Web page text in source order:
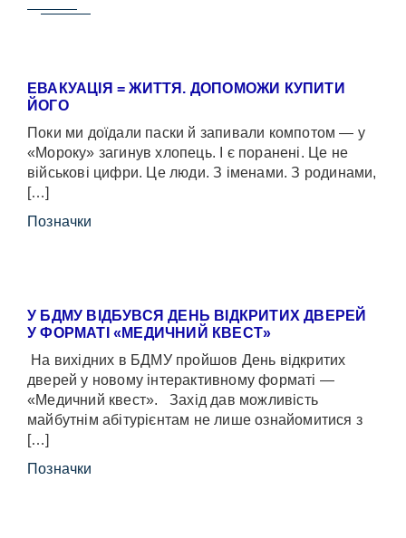
ЕВАКУАЦІЯ = ЖИТТЯ. ДОПОМОЖИ КУПИТИ
ЙОГО
Поки ми доїдали паски й запивали компотом — у
«Мороку» загинув хлопець. І є поранені. Це не
військові цифри. Це люди. З іменами. З родинами,
[…]
Позначки
У БДМУ ВІДБУВСЯ ДЕНЬ ВІДКРИТИХ ДВЕРЕЙ
У ФОРМАТІ «МЕДИЧНИЙ КВЕСТ»
На вихідних в БДМУ пройшов День відкритих
дверей у новому інтерактивному форматі —
«Медичний квест». Захід дав можливість
майбутнім абітурієнтам не лише ознайомитися з
[…]
Позначки